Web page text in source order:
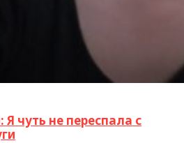
чуть не переспала с